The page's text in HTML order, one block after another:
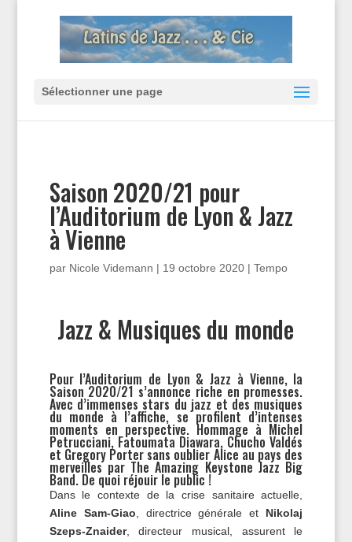
Sélectionner une page
Saison 2020/21 pour
l’Auditorium de Lyon & Jazz
à Vienne
par Nicole Videmann | 19 octobre 2020| Tempo
Jazz & Musiques du monde
Pour l’Auditorium de Lyon & Jazz à Vienne, la
Saison 2020/21 s’annonce riche en promesses.
Avec d’immenses stars du jazz et des musiques
du monde à l’affiche, se profilent d’intenses
moments en perspective. Hommage à Michel
Petrucciani, Fatoumata Diawara, Chucho Valdés
et Gregory Porter sans oublier Alice au pays des
merveilles par The Amazing Keystone Jazz Big
Band. De quoi réjouir le public !
Dans le contexte de la crise sanitaire actuelle,
Aline Sam-Giao , directrice générale et Nikolaj
Szeps-Znaider, directeur musical, assurent le